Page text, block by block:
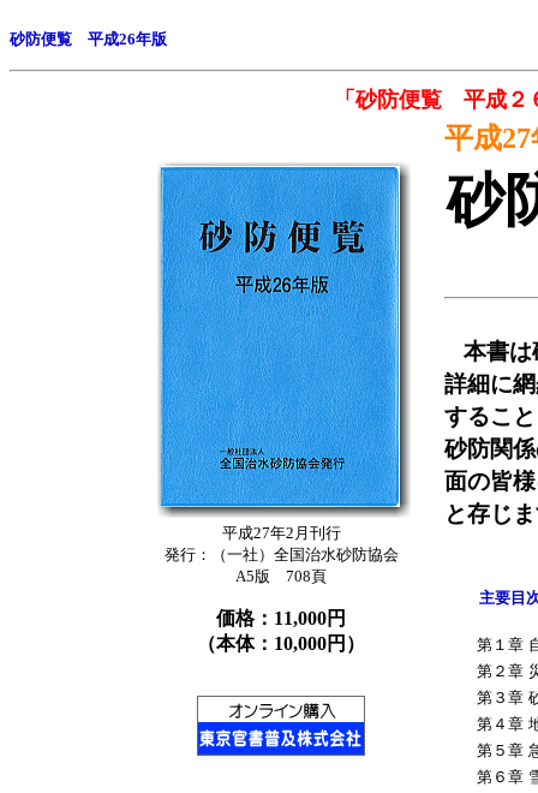
砂防便覧 平成26年版
「砂防便覧 平成２
平成
平成27年2月刊行
発行：（一社）全国治水砂防協会
A5版 708頁
価格：11,000円
（本体：10,000円）
砂
本書は
詳細に
するこ
砂防関
面の皆
と存じ
主要目
第１章
第２章
第３章
第４章
第５章
第６章